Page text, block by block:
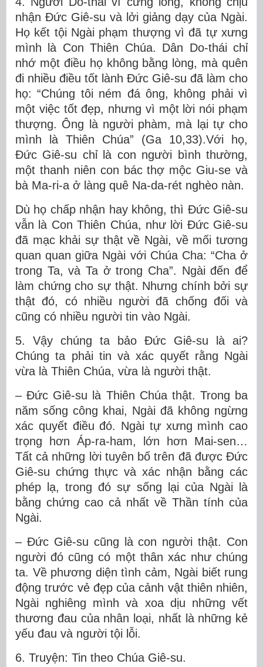
nhận Đức Giê-su và lởi giảng dạy của Ngài.
Họ kết tội Ngài phạm thượng vì đã tự xưng
mình là Con Thiên Chúa. Dân Do-thái chỉ
nhớ một điều họ không bằng lòng, mà quên
đi nhiều điều tốt lành Đức Giê-su đã làm cho
họ: “Chúng tôi ném đá ông, không phải vì
một việc tốt đẹp, nhưng vì một lời nói phạm
thượng. Ông là người phàm, mà lại tự cho
mình là Thiên Chúa” (Ga 10,33).Với họ,
Đức Giê-su chỉ là con người bình thường,
một thanh niên con bác thợ mộc Giu-se và
bà Ma-ri-a ở làng quê Na-da-rét nghèo nàn.
Dù họ chấp nhận hay không, thì Đức Giê-su
vẫn là Con Thiên Chúa, như lời Đức Giê-su
đã mạc khải sự thật về Ngài, về mối tương
quan quan giữa Ngài với Chúa Cha: “Cha ở
trong Ta, và Ta ở trong Cha”. Ngài đến để
làm chứng cho sự thật. Nhưng chính bởi sự
thật đó, có nhiều người đã chống đối và
cũng có nhiều người tin vào Ngài.
5. Vậy chúng ta bảo Đức Giê-su là ai?
Chúng ta phải tin và xác quyết rằng Ngài
vừa là Thiên Chúa, vừa là người thật.
– Đức Giê-su là Thiên Chúa thật. Trong ba
năm sống công khai, Ngài đã không ngừng
xác quyết điều đó. Ngài tự xưng mình cao
trọng hơn Áp-ra-ham, lớn hơn Mai-sen…
Tất cả những lời tuyên bố trên đã được Đức
Giê-su chứng thực và xác nhận bằng các
phép lạ, trong đó sự sống lại của Ngài là
bằng chứng cao cả nhất về Thần tính của
Ngài.
– Đức Giê-su cũng là con người thật. Con
người đó cũng có một thân xác như chúng
ta. Về phương diện tình cảm, Ngài biết rung
động trước vẻ đẹp của cảnh vật thiên nhiên,
Ngài nghiêng mình và xoa dịu những vết
thương đau của nhân loại, nhất là những kẻ
yếu đau và người tội lỗi.
6. Truyện: Tin theo Chúa Giê-su.